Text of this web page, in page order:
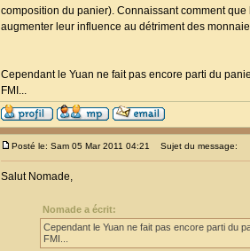
composition du panier). Connaissant comment
augmenter leur influence au détriment des
Cependant le Yuan ne fait pas encore parti du
FMI...
Posté le: Sam 05 Mar 2011 04:21 Sujet du message:
Salut Nomade,
Nomade a écrit:
Cependant le Yuan ne fait pas encore parti du
FMI...